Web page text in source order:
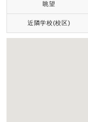
眺望
近隣学校(校区)